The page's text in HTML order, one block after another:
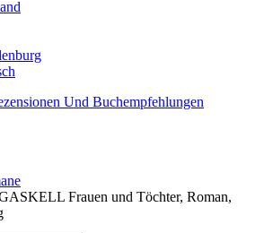
Frauen und Töchter, Roman,